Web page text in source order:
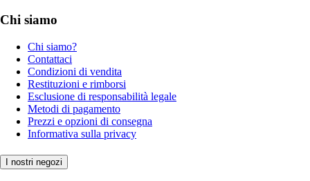
Chi siamo
Chi siamo?
Contattaci
Condizioni di vendita
Restituzioni e rimborsi
Esclusione di responsabilità legale
Metodi di pagamento
Prezzi e opzioni di consegna
Informativa sulla privacy
I nostri negozi